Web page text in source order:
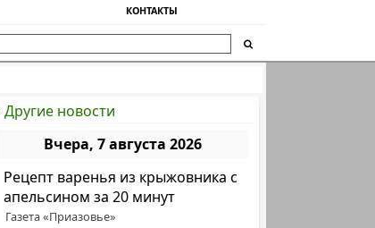
КОНТАКТЫ
Другие новости
Вчера, 7 августа 2026
Рецепт варенья из крыжовника с
апельсином за 20 минут
Газета «Приазовье»